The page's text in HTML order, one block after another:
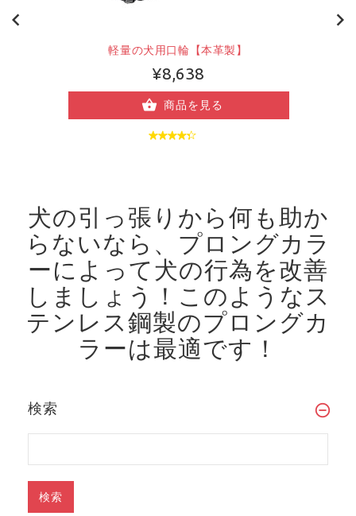
軽量の犬用口輪【本革製】
¥8,638
商品を見る
犬の引っ張りから何も助か
らないなら、プロングカラ
ーによって犬の行為を改善
しましょう！ このようなス
テンレス鋼製のプロングカ
ラーは最適です！
検索